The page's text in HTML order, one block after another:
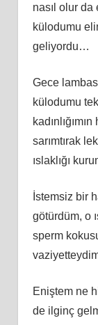
nasıl olur
külodumu
geliyordu…
Gece
külodumu
sarımtırak
ıslaklığı
İstemsiz bir
götürdüm, o
sperm
Eniştem ne
de ilginç